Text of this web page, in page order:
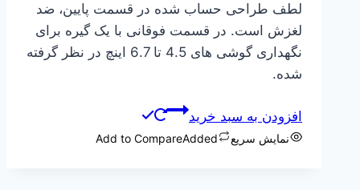
لطف طراحی حساب شده در قسمت پایین، ضد
لغزش است. در قسمت فوقانی با یک گیره برای
نگهداری گوشی های 4.5 تا 6.7 اینچ در نظر گرفته
شده.
افزودن به سبد خرید
نمایش سریع Add to CompareAdded